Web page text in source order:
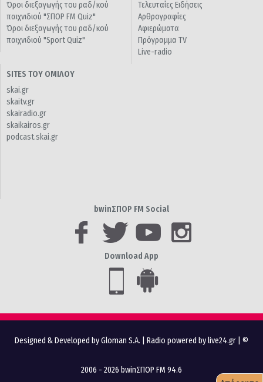
Όροι διεξαγωγής του ραδ/κού
παιχνιδιού "ΣΠΟΡ FM Quiz"
Όροι διεξαγωγής του ραδ/κού
παιχνιδιού "Sport Quiz"
Τελευταίες Ειδήσεις
Αρθρογραφίες
Αφιερώματα
Πρόγραμμα TV
Live-radio
SITES ΤΟΥ ΟΜΙΛΟΥ
skai.gr
skaitv.gr
skairadio.gr
skaikairos.gr
podcast.skai.gr
bwinΣΠΟΡ FM Social
Download App
Designed & Developed by Gloman S.A. Radio powered by live24.gr | ©
2006 - 2026 bwinΣΠΟΡ FM 94.6